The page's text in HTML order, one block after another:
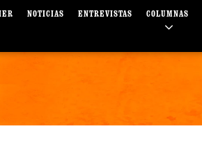
NOTICIAS ENTREVISTAS COLUMNAS